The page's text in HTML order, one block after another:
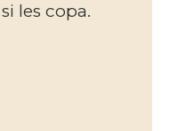
les copa.